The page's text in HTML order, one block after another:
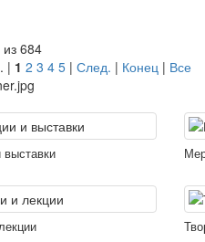
684
| 1 2 3 4 5 | След. | Конец | Все
выставки